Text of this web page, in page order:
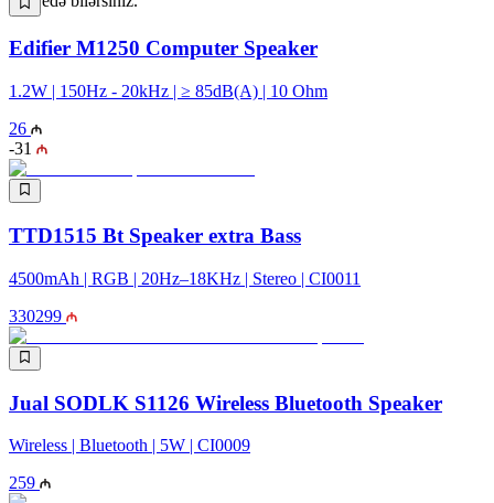
Edifier M1250 Computer Speaker
1.2W | 150Hz - 20kHz | ≥ 85dB(A) | 10 Ohm
26
-31
TTD1515 Bt Speaker extra Bass
4500mAh | RGB | 20Hz–18KHz | Stereo | CI0011
330299
Jual SODLK S1126 Wireless Bluetooth Speaker
Wireless | Bluetooth | 5W | CI0009
259